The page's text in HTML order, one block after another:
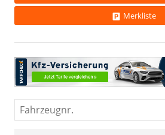
Merkliste
Fahrzeugnr.